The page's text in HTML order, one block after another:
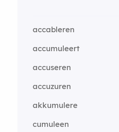
accableren
accumuleert
accuseren
accuzuren
akkumulere
cumuleen